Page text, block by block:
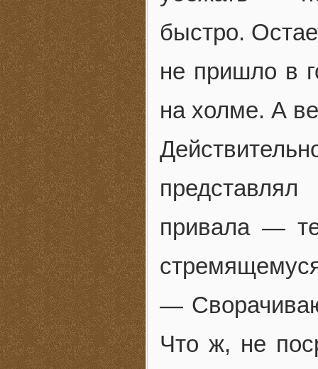
быстро.
не пришло в
на холме. А
привала —
—
Что ж, не